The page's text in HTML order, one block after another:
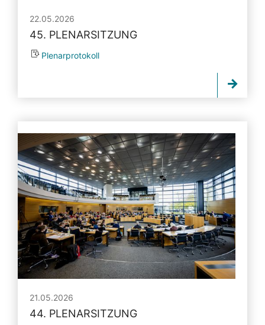
22.05.2026
45. PLENARSITZUNG
Plenarprotokoll
21.05.2026
44. PLENARSITZUNG